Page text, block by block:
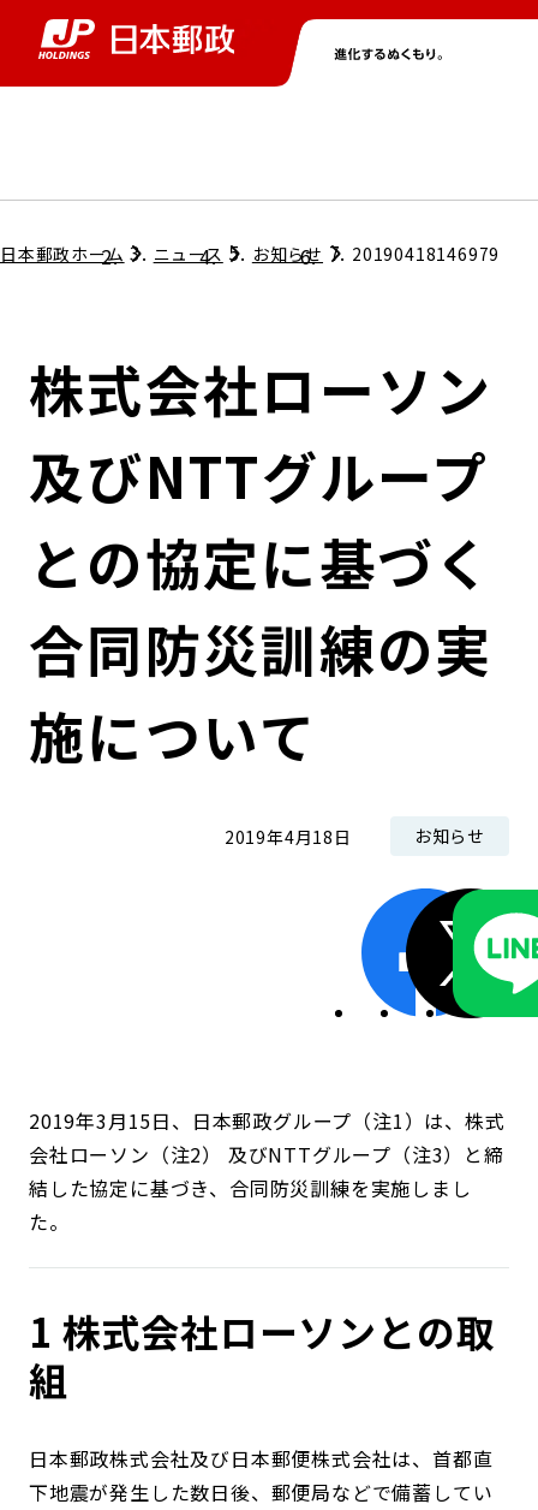
グループ情報トップ
コンプライアンス
ガバナンス
コンダクト向上の取組み
ローカル共創イニシアティブ
株主・投資家情報トップ
個人投資家のみなさまへ
株式情報
財務情報・IR資料
IRニュース
ニューストップ
サステナビリティトップ
担当役員メッセージ
サステナビリティマネジメント
持続可能な金融のフレームワーク
環境
採用情報トップ
日本郵政ホーム ニュース お知らせ 20190418146979
株式会社ローソン
及びNTTグループ
との協定に基づく
合同防災訓練の実
施について
2019年4月18日 お知らせ
2019年3月15日、日本郵政グループ（注1）は、株式
会社ローソン（注2） 及びNTTグループ（注3）と締
結した協定に基づき、合同防災訓練を実施しまし
た。
1 株式会社ローソンとの取
組
日本郵政株式会社及び日本郵便株式会社は、首都直
下地震が発生した数日後、郵便局などで備蓄してい